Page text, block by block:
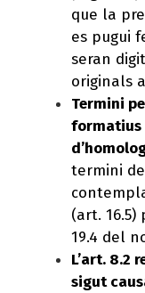
que la
es pugui
seran
originals
Termini
formatius
termini
(art. 16.5)
19.4 del
L’art. 8.2
sigut